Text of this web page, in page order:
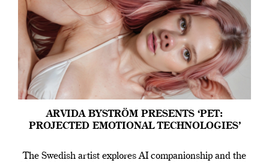
ARVIDA BYSTRÖM PRESENTS ‘PET:
PROJECTED EMOTIONAL TECHNOLOGIES’
The Swedish artist explores AI companionship and the